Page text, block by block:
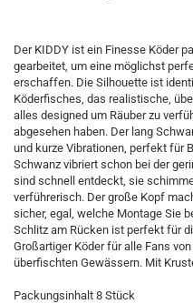
Der KIDDY ist ein Finesse Köder
gearbeitet, um eine möglichst
erschaffen. Die Silhouette ist
Köderfisches, das realistische,
alles designed um Räuber zu
abgesehen haben. Der lang
und kurze Vibrationen, perfekt für
Schwanz vibriert schon bei der
sind schnell entdeckt, sie
verführerisch. Der große Kopf
sicher, egal, welche Montage Sie
Schlitz am Rücken ist perfekt für
Großartiger Köder für alle Fans
überfischten Gewässern. Mit
Packungsinhalt 8 Stück